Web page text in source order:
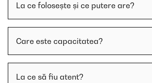
La ce folosește și ce putere are?
Care este capacitatea?
La ce să fiu atent?